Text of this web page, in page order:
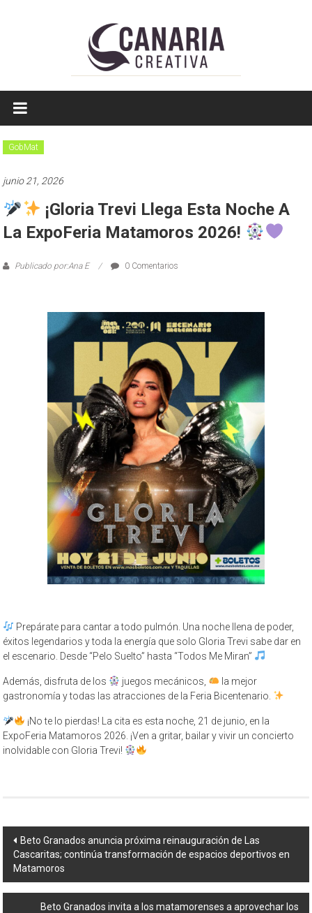
EL
EDITOR
DE
TAMAULIPAS
GobMat
junio 21, 2026
¡Gloria Trevi Llega Esta Noche A
La ExpoFeria Matamoros 2026!
Publicado por:Ana E 0 Comentarios
Prepárate para cantar a todo pulmón. Una noche llena de poder,
éxitos legendarios y toda la energía que solo Gloria Trevi sabe dar en
el escenario. Desde “Pelo Suelto” hasta “Todos Me Miran”
Además, disfruta de los juegos mecánicos,
la mejor
gastronomía y todas las atracciones de la Feria Bicentenario.
¡No te lo pierdas! La cita es esta noche, 21 de junio, en la
ExpoFeria Matamoros 2026. ¡Ven a gritar, bailar y vivir un concierto
inolvidable con Gloria Trevi!
Navegación
de
entrada
Beto Granados anuncia próxima reinauguración de Las
Cascaritas; continúa transformación de espacios deportivos en
Matamoros
Beto Granados invita a los matamorenses a aprovechar los